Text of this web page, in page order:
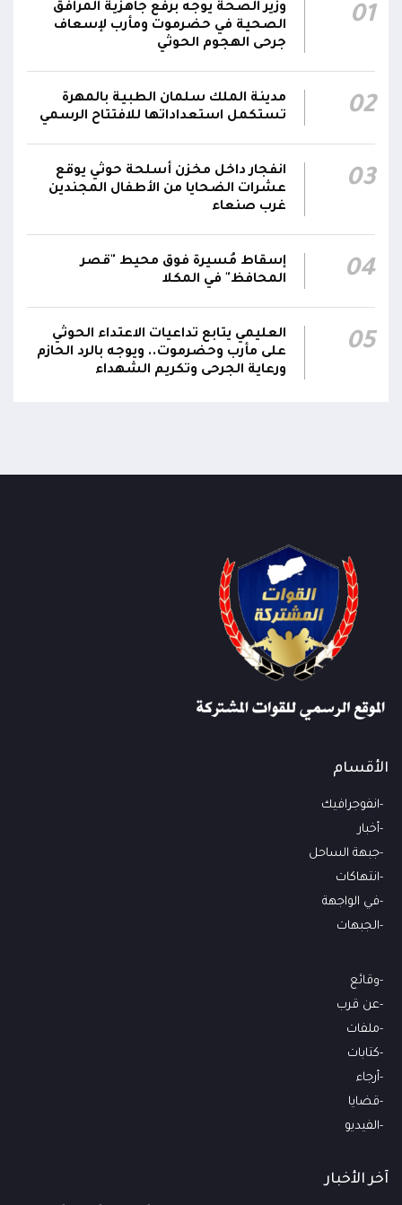
الناطق باسم القوات المسلحة: نفذنا عملاً عسكرياً
ضد العناصر الحوثية الإرهابية وعتادها
04:17
الحيمة بالتحيتا وحيس جنوب الحديدة
أقر #مجلس_الدفاع_الوطني استمرار انعقاده بصورة
دائمة لمتابعة التطورات الميدانية والأمنية واتخاذ ما
يلزم من إجراءات بصورة عاجلة ومستمرة بما
يضمن سرعة الاستجابة للتصعيد الحوثي والتعامل
مع تداعياته على مختلف المستويات
01
وزير الصحة يوجه برفع جاهزية المرافق
الصحية في حضرموت ومأرب لإسعاف
جرحى الهجوم الحوثي
02
مدينة الملك سلمان الطبية بالمهرة
تستكمل استعداداتها للافتتاح الرسمي
03
انفجار داخل مخزن أسلحة حوثي يوقع
عشرات الضحايا من الأطفال المجندين
غرب صنعاء
04
إسقاط مُسيرة فوق محيط "قصر
المحافظ" في المكلا
05
العليمي يتابع تداعيات الاعتداء الحوثي
على مأرب وحضرموت.. ويوجه بالرد الحازم
ورعاية الجرحى وتكريم الشهداء
الأقسام
انفوجرافيك
أخبار
جبهة الساحل
انتهاكات
في الواجهة
الجبهات
وقائع
عن قرب
ملفات
كتابات
أرجاء
قضايا
الفيديو
آخر الأخبار